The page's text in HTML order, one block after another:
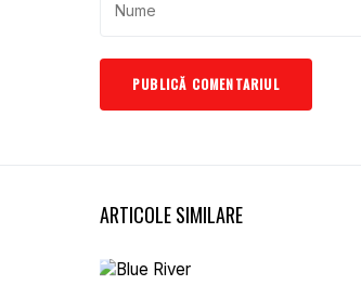
ARTICOLE SIMILARE